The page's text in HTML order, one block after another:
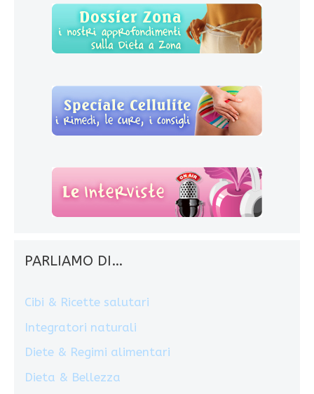
PARLIAMO DI…
Cibi & Ricette salutari
Integratori naturali
Diete & Regimi alimentari
Dieta & Bellezza